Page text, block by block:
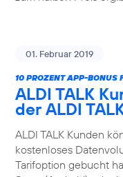
01. Februar 2019
10 PROZENT APP-BONUS
ALDI TALK
der ALDI
ALDI TALK Kunden
kostenloses
Tarifoption gebucht